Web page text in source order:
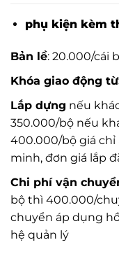
phụ kiện kèm
Bản lề: 20.000/cái
Khóa giao động
Lắp dựng nếu
350.000/bộ nếu
400.000/bộ giá chỉ
minh, đơn giá lắp
Chi phí vận
bộ thì 400.000/
chuyển áp dụng
hệ quản lý